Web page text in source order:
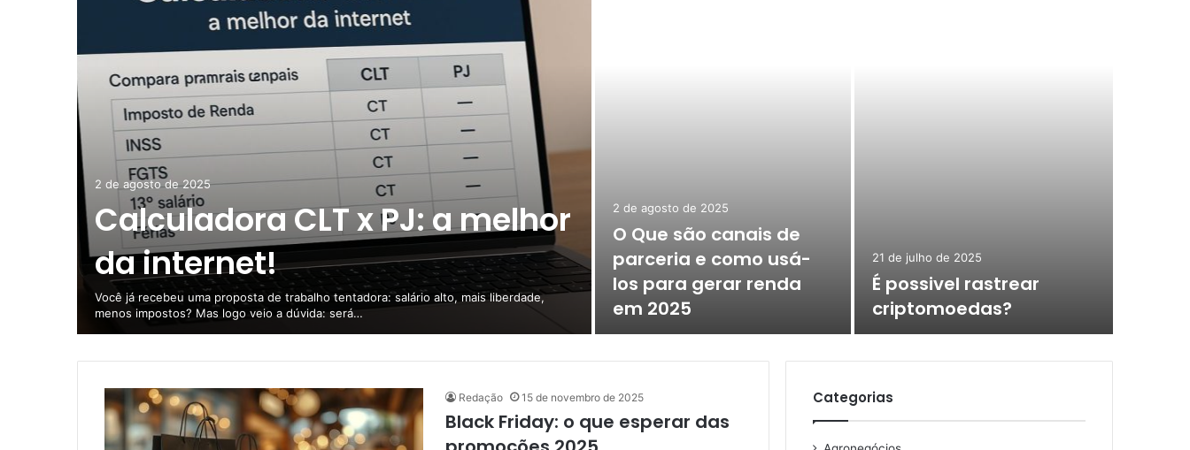
2 de agosto de 2025
Calculadora CLT x PJ: a melhor
da internet!
Você já recebeu uma proposta de trabalho tentadora: salário alto, mais liberdade,
menos impostos? Mas logo veio a dúvida: será…
2 de agosto de 2025
O Que são canais de
parceria e como usá-
los para gerar renda
em 2025
21 de julho de 2025
É possivel rastrear
criptomoedas?
Redação 15 de novembro de 2025
Black Friday: o que esperar das
Categorias